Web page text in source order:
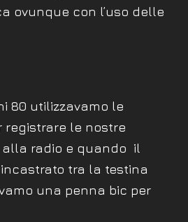
ovunque con l’uso delle
80 utilizzavamo le
registrare le nostre
radio e quando il
tra la testina
una penna bic per